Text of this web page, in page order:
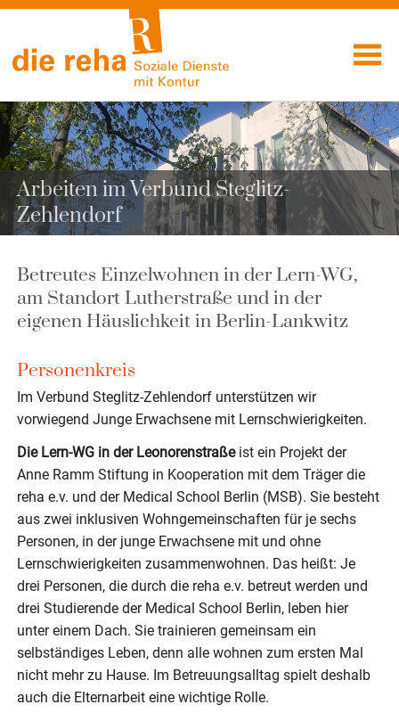
Skip
content
Visuelle
öffnen.
Soziale
Dienste mit
Kontur
Arbeiten im Verbund Steglitz-
Zehlendorf
Betreutes Einzelwohnen in der Lern-WG,
am Standort Lutherstraße und in der
eigenen Häuslichkeit in Berlin-Lankwitz
Personenkreis
Im Verbund Steglitz-Zehlendorf unterstützen wir
vorwiegend Junge Erwachsene mit Lernschwierigkeiten.
Die Lern-WG in der Leonorenstraßeist ein Projekt der
Anne Ramm Stiftung in Kooperation mit dem Träger die
reha e.v. und der Medical School Berlin (MSB). Sie besteht
aus zwei inklusiven Wohngemeinschaften für je sechs
Personen, in der junge Erwachsene mit und ohne
Lernschwierigkeiten zusammenwohnen. Das heißt: Je
drei Personen, die durch die reha e.v. betreut werden und
drei Studierende der Medical School Berlin, leben hier
unter einem Dach. Sie trainieren gemeinsam ein
selbständiges Leben, denn alle wohnen zum ersten Mal
nicht mehr zu Hause. Im Betreuungsalltag spielt deshalb
auch die Elternarbeit eine wichtige Rolle.